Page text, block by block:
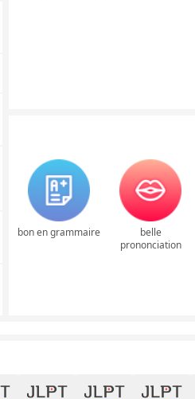
bon en grammaire
belle
prononciation